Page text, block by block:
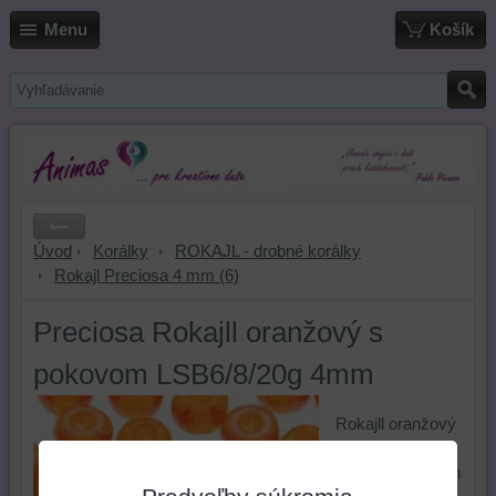
Menu Košík
Úvod Korálky
ROKAJL - drobné korálky
Rokajl Preciosa 4 mm (6)
Preciosa Rokajll oranžový s
pokovom LSB6/8/20g 4mm
Rokajll oranžový
LSB6/8/20g 4mm